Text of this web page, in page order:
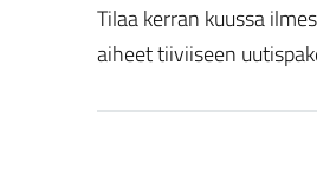
Tilaa kerran kuussa
aiheet tiiviiseen